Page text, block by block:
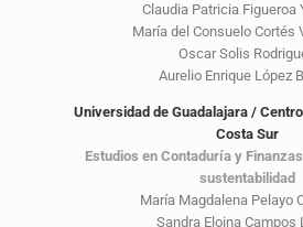
Claudia Patricia Figueroa
María del Consuelo Cortés
Oscar Solis
Aurelio Enrique López
Universidad de Guadalajara /
Costa Sur
Estudios en Contaduría y
sustentabilidad
María Magdalena Pelayo
Sandra Eloina Campos